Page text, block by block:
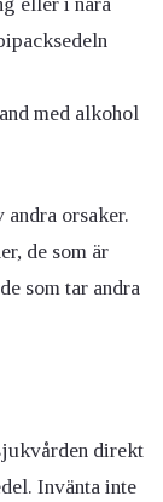
med alkohol
orsaker.
de som är
som tar andra
direkt
Invänta inte